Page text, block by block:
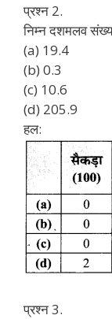
प्रश्न 2.
निम्न दशमलव
(a) 19.4
(b) 0.3
(c) 10.6
(d) 205.9
हल:
प्रश्न 3.